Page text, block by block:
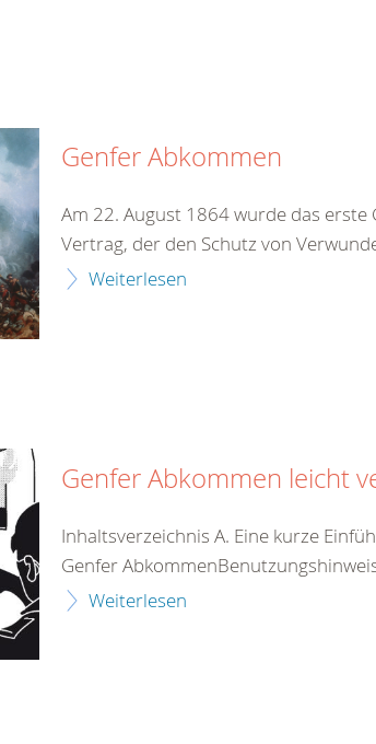
Genfer Abkommen
Am 22. August 1864 wurde das
Vertrag, der den Schutz von
Weiterlesen
Genfer Abkommen leicht
Inhaltsverzeichnis A. Eine kurze
Genfer
Weiterlesen